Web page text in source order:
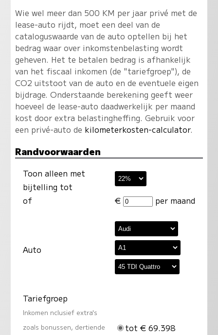
Wie wel meer dan 500 KM per jaar privé met de
lease-auto rijdt, moet een deel van de
cataloguswaarde van de auto optellen bij het
bedrag waar over inkomstenbelasting wordt
geheven. Het te betalen bedrag is afhankelijk
van het fiscaal inkomen (de "tariefgroep"), de
CO2 uitstoot van de auto en de eventuele eigen
bijdrage. Onderstaande berekening geeft weer
hoeveel de lease-auto daadwerkelijk per maand
kost door extra belastingheffing. Gebruik voor
een privé-auto de kilometerkosten-calculator.
Randvoorwaarden
Toon alleen met
bijtelling tot
of
€ per maand
Auto
Tariefgroep
Inkomen nclusief extra's
zoals bonussen, dertiende
tot € 69.398